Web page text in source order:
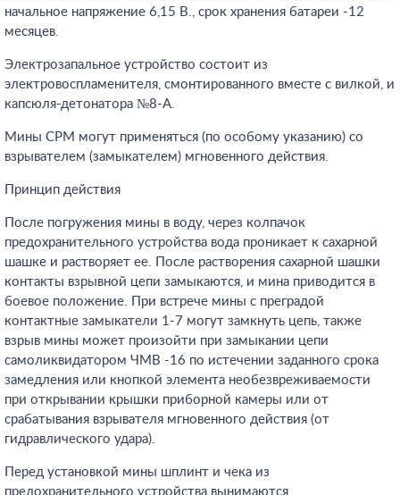
начальное напряжение 6,15 В., срок хранения батареи -12
месяцев.
Электрозапальное устройство состоит из
электровоспламенителя, смонтированного вместе с вилкой, и
капсюля-детонатора №8-А.
Мины СРМ могут применяться (по особому указанию) со
взрывателем (замыкателем) мгновенного действия.
Принцип действия
После погружения мины в воду, через колпачок
предохранительного устройства вода проникает к сахарной
шашке и растворяет ее. После растворения сахарной шашки
контакты взрывной цепи замыкаются, и мина приводится в
боевое положение. При встрече мины с преградой
контактные замыкатели 1-7 могут замкнуть цепь, также
взрыв мины может произойти при замыкании цепи
самоликвидатором ЧMB -16 по истечении заданного срока
замедления или кнопкой элемента необезвреживаемости
при открывании крышки приборной камеры или от
срабатывания взрывателя мгновенного действия (от
гидравлического удара).
Перед установкой мины шплинт и чека из
предохранительного устройства вынимаются.